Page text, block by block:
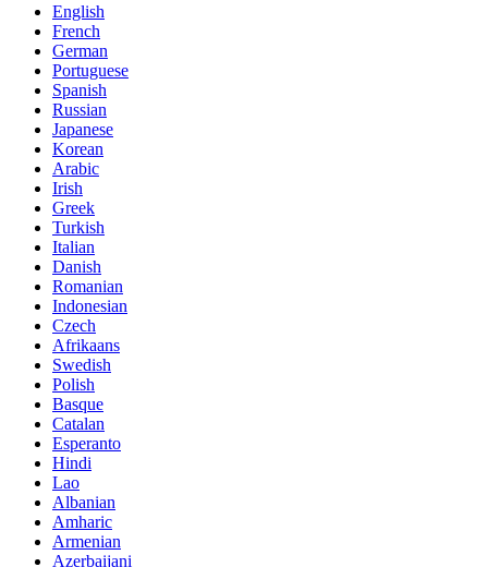
English
French
German
Portuguese
Spanish
Russian
Japanese
Korean
Arabic
Irish
Greek
Turkish
Italian
Danish
Romanian
Indonesian
Czech
Afrikaans
Swedish
Polish
Basque
Catalan
Esperanto
Hindi
Lao
Albanian
Amharic
Armenian
Azerbaijani